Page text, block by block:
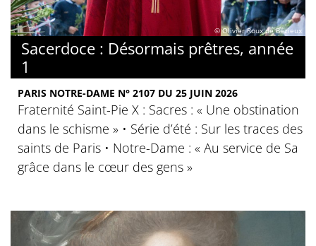
© Olivier Roux de Bézieux
Sacerdoce : Désormais prêtres, année
1
PARIS NOTRE-DAME N° 2107 DU 25 JUIN 2026
Fraternité Saint-Pie X : Sacres : « Une obstination
dans le schisme » • Série d’été : Sur les traces des
saints de Paris • Notre-Dame : « Au service de Sa
grâce dans le cœur des gens »